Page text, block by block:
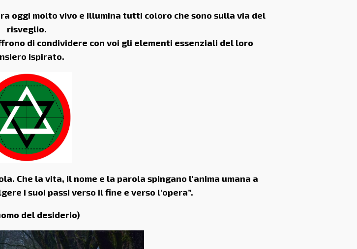
oggi molto vivo e illumina tutti coloro che sono sulla via del
risveglio.
di condividere con voi gli elementi essenziali del loro
ispirato.
Che la vita, il nome e la parola spingano l'anima umana a
i suoi passi verso il fine e verso l'opera”.
del desiderio)